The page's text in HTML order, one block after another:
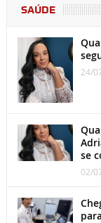
SAÚDE
24/
se
02/